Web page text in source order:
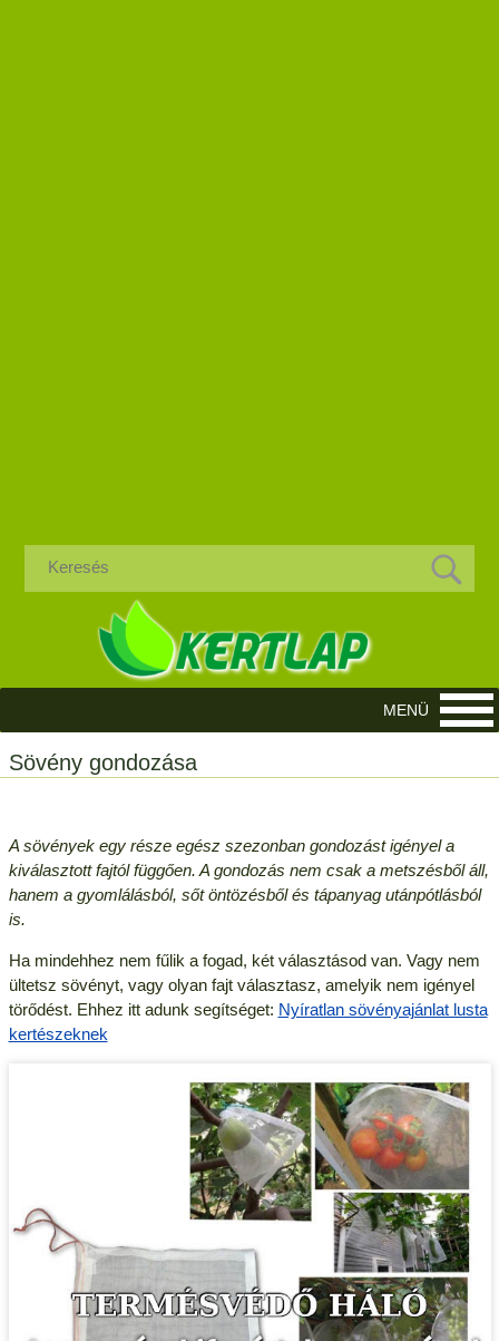
Sövény gondozása
A sövények egy része egész szezonban gondozást igényel a
kiválasztott fajtól függően. A gondozás nem csak a metszésből áll,
hanem a gyomlálásból, sőt öntözésből és tápanyag utánpótlásból
is.
Ha mindehhez nem fűlik a fogad, két választásod van. Vagy nem
ültetsz sövényt, vagy olyan fajt választasz, amelyik nem igényel
törődést. Ehhez itt adunk segítséget: Nyíratlan sövényajánlat lusta
kertészeknek